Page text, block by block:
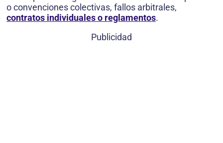
o convenciones colectivas, fallos arbitrales,
contratos individuales o reglamentos.
Publicidad